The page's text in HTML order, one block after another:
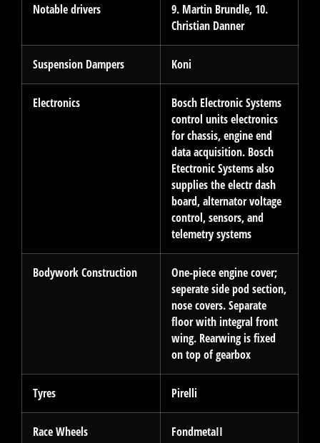
Notable drivers
9. Martin Brundle, 10.
Christian Danner
Suspension Dampers Koni
Electronics
Bosch Electronic Systems
control units electronics
for chassis, engine end
data acquisition. Bosch
Etectronic Systems also
supplies the electr dash
board, alternator voltage
control, sensors, and
telemetry systems
Bodywork Construction
One-piece engine cover;
seperate side pod section,
nose covers. Separate
floor with integral front
wing. Rearwing is fixed
on top of gearbox
Tyres Pirelli
Race Wheels FondmetaII